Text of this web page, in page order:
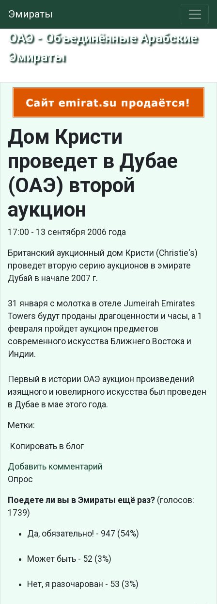
Эмираты
ОАЭ - Объединённые Арабские
Эмираты
Дом Кристи
проведет в Дубае
(ОАЭ) второй
аукцион
17:00 - 13 сентября 2006 года
Британский аукционный дом Кристи (Christie's)
проведет вторую серию аукционов в эмирате
Дубай в начале 2007 г.
31 января с молотка в отеле Jumeirah Emirates
Towers будут проданы драгоценности и часы, а 1
февраля пройдет аукцион предметов
современного искусства Ближнего Востока и
Индии.
Первый в истории ОАЭ аукцион произведений
изящного и ювелирного искусства был проведен
в Дубае в мае этого года.
Метки:
Копировать в блог
Добавить комментарий
Опрос
Поедете ли вы в Эмираты ещё раз? (голосов:
1739)
Да, обязательно! - 947 (54%)
Может быть - 52 (3%)
Нет, я разочарован - 53 (3%)